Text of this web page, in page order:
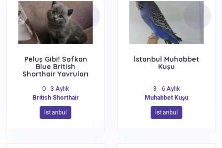
Peluş Gibi! Safkan
Blue British
Shorthair Yavruları
0 - 3 Aylık
British Shorthair
İstanbul
İstanbul Muhabbet
Kuşu
3 - 6 Aylık
Muhabbet Kuşu
İstanbul